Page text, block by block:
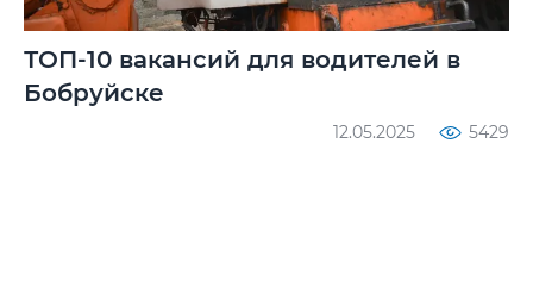
ТОП-10 вакансий для водителей в
Бобруйске
12.05.2025 5429